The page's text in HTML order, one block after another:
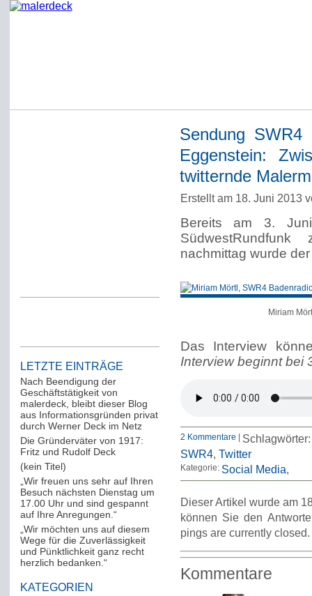
LETZTE EINTRÄGE
Nach Beendigung der
Geschäftstätigkeit von
malerdeck, bleibt dieser Blog
aus Informationsgründen privat
durch Werner Deck im Netz
Die Gründerväter von 1917:
Fritz und Rudolf Deck
(kein Titel)
„Wir freuen uns sehr auf Ihren
Besuch nächsten Dienstag um
17.00 Uhr und sind gespannt
auf Ihre Anregungen.“
„Wir möchten uns auf diesem
Wege für die Zuverlässigkeit
und Pünktlichkeit ganz recht
herzlich bedanken.“
KATEGORIEN
Sendung
Eggenstein:
twitternde
Erstellt am 18. Juni 2013
Bereits am 3.
nachmittag wurde
Miriam
Das Interview
Interview beginnt bei
2 Kommentare
SWR4, Twitter
Kategorie: Social Media
Dieser Artikel wurde am
können Sie den
pings are currently closed.
Kommentare